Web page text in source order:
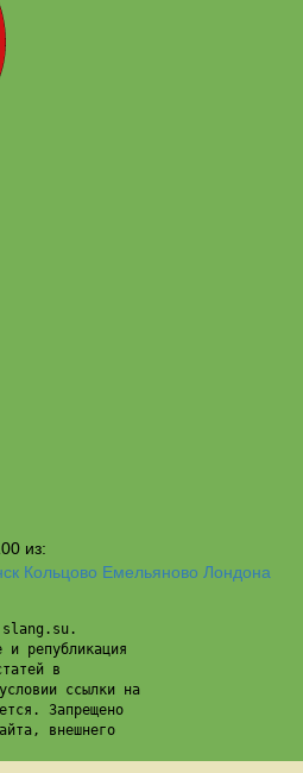
из:
Кольцово Емельяново Лондона
slang.su.
и републикация
в
ссылки на
Запрещено
внешнего